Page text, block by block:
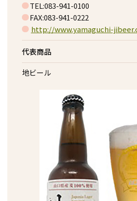
TEL:083-941-0100
FAX:083-941-0222
http://www.yamaguchi-
代表商品
地ビール